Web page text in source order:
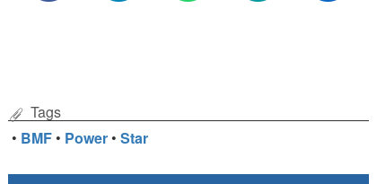
Tags
• BMF • Power •Star